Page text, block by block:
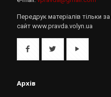
Передрук матеріалів тільки
сайт www.pravda.volyn.ua
Архів